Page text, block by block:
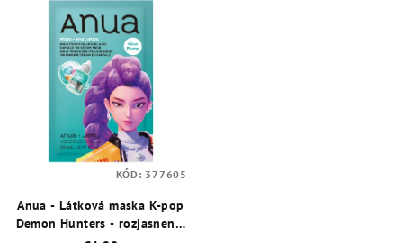
Anua - Látková maska K-pop
Demon Hunters - rozjasnenie
KÓD: 377605